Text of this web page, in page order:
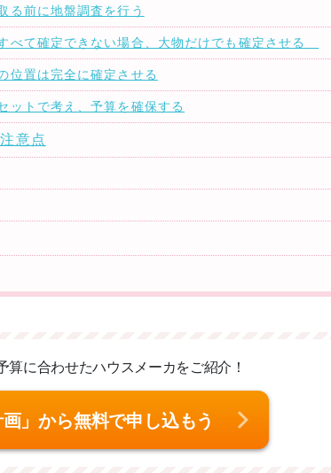
る前に地盤調査を行う
べて確定できない場合、大物だけでも確定させる
置は完全に確定させる
トで考え、予算を確保する
意点
算に合わせたハウスメーカをご紹介！
画」から無料で申し込もう